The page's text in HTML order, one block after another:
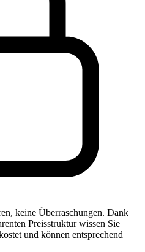
keine Überraschungen. Dank
Preisstruktur wissen Sie
und können entsprechend